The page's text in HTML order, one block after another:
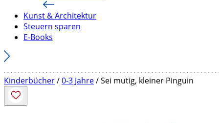
Kunst & Architektur
Steuern sparen
E-Books
Kinderbücher/0-3 Jahre/ Sei mutig, kleiner Pinguin